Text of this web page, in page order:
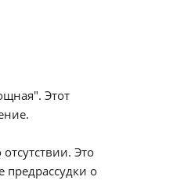
Этот
Это
предрассудки о